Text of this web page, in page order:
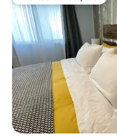
Favorito entre huéspedes